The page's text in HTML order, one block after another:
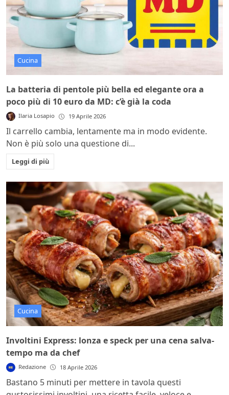
Cucina
La batteria di pentole più bella ed elegante ora a
poco più di 10 euro da MD: c’è già la coda
Ilaria Losapio 19 Aprile 2026
Il carrello cambia, lentamente ma in modo evidente.
Non è più solo una questione di...
Leggi di più
Cucina
Involtini Express: lonza e speck per una cena salva-
tempo ma da chef
Redazione 18 Aprile 2026
Bastano 5 minuti per mettere in tavola questi